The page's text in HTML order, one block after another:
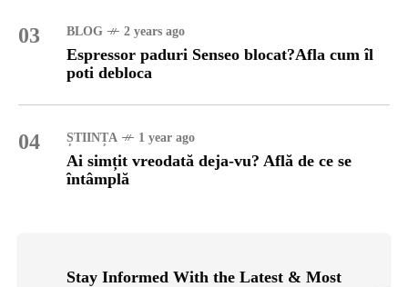
03 BLOG 2 years ago
Espressor paduri Senseo blocat?Afla cum îl
poti debloca
04 ȘTIINȚA 1 year ago
Ai simțit vreodată deja-vu? Află de ce se
întâmplă
Stay Informed With the Latest & Most